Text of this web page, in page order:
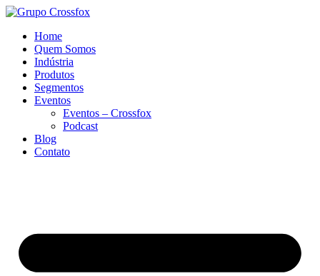
Home
Quem Somos
Indústria
Produtos
Segmentos
Eventos
Eventos – Crossfox
Podcast
Blog
Contato